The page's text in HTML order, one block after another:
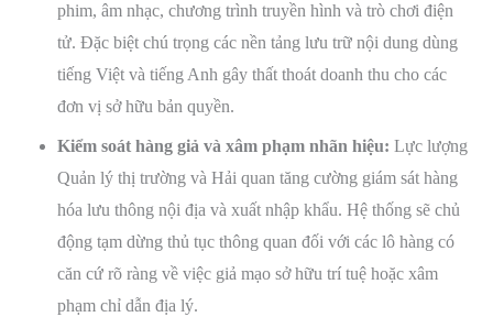
phim, âm nhạc, chương trình truyền hình và trò chơi điện
tử. Đặc biệt chú trọng các nền tảng lưu trữ nội dung dùng
tiếng Việt và tiếng Anh gây thất thoát doanh thu cho các
đơn vị sở hữu bản quyền.
Kiểm soát hàng giả và xâm phạm nhãn hiệu: Lực lượng
Quản lý thị trường và Hải quan tăng cường giám sát hàng
hóa lưu thông nội địa và xuất nhập khẩu. Hệ thống sẽ chủ
động tạm dừng thủ tục thông quan đối với các lô hàng có
căn cứ rõ ràng về việc giả mạo sở hữu trí tuệ hoặc xâm
phạm chỉ dẫn địa lý.